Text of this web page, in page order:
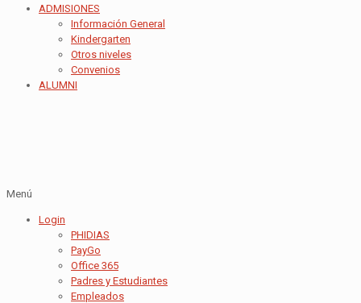
ADMISIONES
Información General
Kindergarten
Otros niveles
Convenios
ALUMNI
Menú
Login
PHIDIAS
PayGo
Office 365
Padres y Estudiantes
Empleados